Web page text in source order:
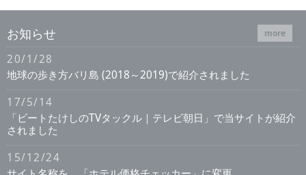
お知らせ more
20/1/28
地球の歩き方バリ島 (2018～2019)で紹介されました
17/5/14
「ビートたけしのTVタックル｜テレビ朝日」で当サイトが紹介
されました
15/12/24